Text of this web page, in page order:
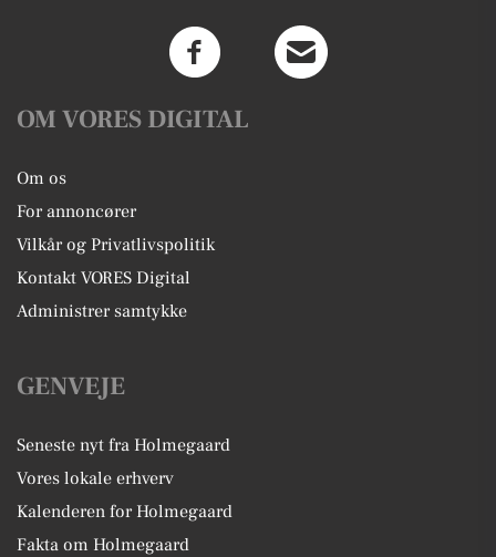
OM VORES DIGITAL
Om os
For annoncører
Vilkår og Privatlivspolitik
Kontakt VORES Digital
Administrer samtykke
GENVEJE
Seneste nyt fra Holmegaard
Vores lokale erhverv
Kalenderen for Holmegaard
Fakta om Holmegaard